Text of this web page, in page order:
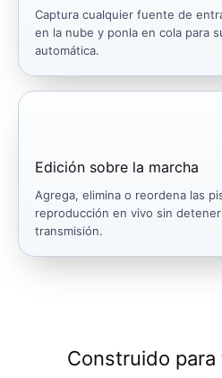
Captura cualquier fuente de
en la nube y ponla en cola para
automática.
Edición sobre la marcha
Agrega, elimina o reordena las
reproducción en vivo sin
transmisión.
Construido